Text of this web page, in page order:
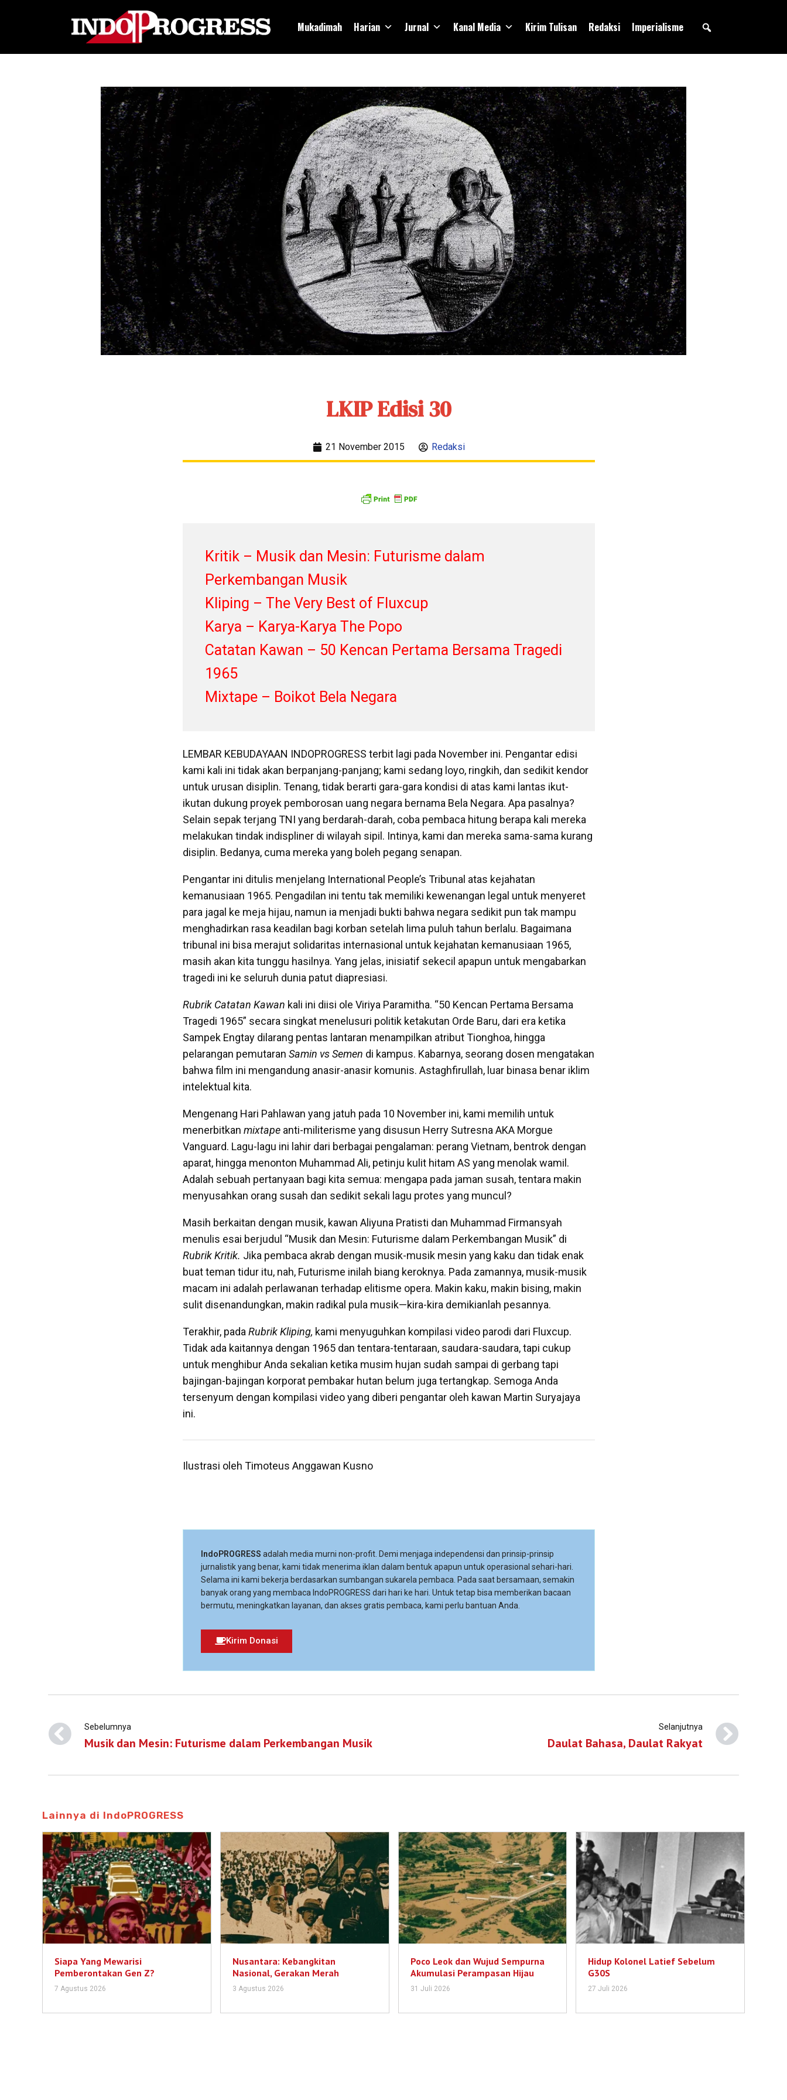
Mukadimah Harian Jurnal Kanal Media Kirim Tulisan Redaksi Imperialisme
LKIP Edisi 30
21 November 2015 Redaksi
Kritik – Musik dan Mesin: Futurisme dalam
Perkembangan Musik
Kliping – The Very Best of Fluxcup
Karya – Karya-Karya The Popo
Catatan Kawan – 50 Kencan Pertama Bersama Tragedi
1965
Mixtape – Boikot Bela Negara
LEMBAR KEBUDAYAAN INDOPROGRESS terbit lagi pada November ini. Pengantar edisi
kami kali ini tidak akan berpanjang-panjang; kami sedang loyo, ringkih, dan sedikit kendor
untuk urusan disiplin. Tenang, tidak berarti gara-gara kondisi di atas kami lantas ikut-
ikutan dukung proyek pemborosan uang negara bernama Bela Negara. Apa pasalnya?
Selain sepak terjang TNI yang berdarah-darah, coba pembaca hitung berapa kali mereka
melakukan tindak indispliner di wilayah sipil. Intinya, kami dan mereka sama-sama kurang
disiplin. Bedanya, cuma mereka yang boleh pegang senapan.
Pengantar ini ditulis menjelang International People’s Tribunal atas kejahatan
kemanusiaan 1965. Pengadilan ini tentu tak memiliki kewenangan legal untuk menyeret
para jagal ke meja hijau, namun ia menjadi bukti bahwa negara sedikit pun tak mampu
menghadirkan rasa keadilan bagi korban setelah lima puluh tahun berlalu. Bagaimana
tribunal ini bisa merajut solidaritas internasional untuk kejahatan kemanusiaan 1965,
masih akan kita tunggu hasilnya. Yang jelas, inisiatif sekecil apapun untuk mengabarkan
tragedi ini ke seluruh dunia patut diapresiasi.
Rubrik Catatan Kawan kali ini diisi ole Viriya Paramitha. “50 Kencan Pertama Bersama
Tragedi 1965” secara singkat menelusuri politik ketakutan Orde Baru, dari era ketika
Sampek Engtay dilarang pentas lantaran menampilkan atribut Tionghoa, hingga
pelarangan pemutaran Samin vs Semen di kampus. Kabarnya, seorang dosen mengatakan
bahwa film ini mengandung anasir-anasir komunis. Astaghfirullah, luar binasa benar iklim
intelektual kita.
Mengenang Hari Pahlawan yang jatuh pada 10 November ini, kami memilih untuk
menerbitkan mixtape anti-militerisme yang disusun Herry Sutresna AKA Morgue
Vanguard. Lagu-lagu ini lahir dari berbagai pengalaman: perang Vietnam, bentrok dengan
aparat, hingga menonton Muhammad Ali, petinju kulit hitam AS yang menolak wamil.
Adalah sebuah pertanyaan bagi kita semua: mengapa pada jaman susah, tentara makin
menyusahkan orang susah dan sedikit sekali lagu protes yang muncul?
Masih berkaitan dengan musik, kawan Aliyuna Pratisti dan Muhammad Firmansyah
menulis esai berjudul “Musik dan Mesin: Futurisme dalam Perkembangan Musik” di
Rubrik Kritik. Jika pembaca akrab dengan musik-musik mesin yang kaku dan tidak enak
buat teman tidur itu, nah, Futurisme inilah biang keroknya. Pada zamannya, musik-musik
macam ini adalah perlawanan terhadap elitisme opera. Makin kaku, makin bising, makin
sulit disenandungkan, makin radikal pula musik—kira-kira demikianlah pesannya.
Terakhir, padaRubrik Kliping, kami menyuguhkan kompilasi video parodi dari Fluxcup.
Tidak ada kaitannya dengan 1965 dan tentara-tentaraan, saudara-saudara, tapi cukup
untuk menghibur Anda sekalian ketika musim hujan sudah sampai di gerbang tapi
bajingan-bajingan korporat pembakar hutan belum juga tertangkap. Semoga Anda
tersenyum dengan kompilasi video yang diberi pengantar oleh kawan Martin Suryajaya
ini.
Ilustrasi oleh Timoteus Anggawan Kusno
IndoPROGRESS adalah media murni non-profit. Demi menjaga independensi dan prinsip-prinsip
jurnalistik yang benar, kami tidak menerima iklan dalam bentuk apapun untuk operasional sehari-hari.
Selama ini kami bekerja berdasarkan sumbangan sukarela pembaca. Pada saat bersamaan, semakin
banyak orang yang membaca IndoPROGRESS dari hari ke hari. Untuk tetap bisa memberikan bacaan
bermutu, meningkatkan layanan, dan akses gratis pembaca, kami perlu bantuan Anda.
Kirim Donasi
Sebelumnya
Musik dan Mesin: Futurisme dalam Perkembangan Musik
Selanjutnya
Daulat Bahasa, Daulat Rakyat
Lainnya di IndoPROGRESS
Siapa Yang Mewarisi
Pemberontakan Gen Z?
7 Agustus 2026
Nusantara: Kebangkitan
Nasional, Gerakan Merah
3 Agustus 2026
Poco Leok dan Wujud Sempurna
Akumulasi Perampasan Hijau
31 Juli 2026
Hidup Kolonel Latief Sebelum
G30S
27 Juli 2026